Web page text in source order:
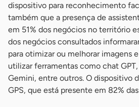
dispositivo para reconhecimento
também que a presença de
em 51% dos negócios no território
dos negócios consultados
para otimizar ou melhorar imagens
utilizar ferramentas como chat
Gemini, entre outros. O dispositivo
GPS, que está presente em 82%